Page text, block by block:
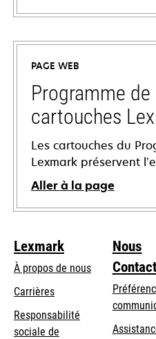
s’ouvre
dans
nouvel
onglet
PAGE WEB
Programme
cartouches
Les cartouches du
Lexmark préservent
Aller à la page
Lexmark
À propos de nous
Carrières
s’ouvre
dans
Responsabilité
sociale de
Nous
s’ouvre